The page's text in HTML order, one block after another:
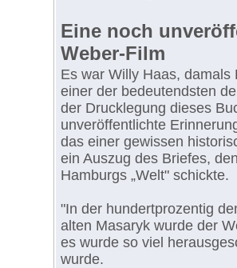
Eine noch
Weber-Film
Es war Willy Haas, damals
einer der bedeutendsten
der Drucklegung dieses
unveröffentlichte
das einer gewissen
ein Auszug des Briefes,
Hamburgs „Welt" schickte.
"In der hundertprozentig
alten Masaryk wurde der
es wurde so viel
wurde.